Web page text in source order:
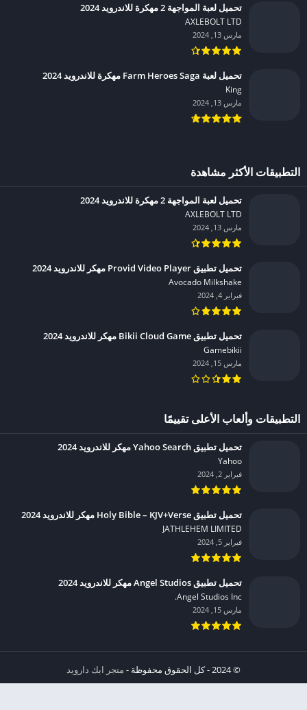
تحميل لعبة المواجهة 2 مهكرة للاندرويد 2024
AXLEBOLT LTD‏
مارس 13, 2024
تحميل لعبة Farm Heroes Saga مهكرة للاندرويد 2024
King‏
مارس 13, 2024
التطبيقات الأكثر مشاهدة
تحميل لعبة المواجهة 2 مهكرة للاندرويد 2024
AXLEBOLT LTD‏
مارس 13, 2024
تحميل تطبيق Provid Video Player مهكر للاندرويد 2024
Avocado Milkshake‏
فبراير 4, 2024
تحميل تطبيق Bikii Cloud Game مهكر للاندرويد 2024
Gamebikii‏
مارس 15, 2024
التطبيقات وألعاب الأعلى تقييمًا
تحميل تطبيق Yahoo Search مهكر للاندرويد 2024
Yahoo‏
فبراير 2, 2024
تحميل تطبيق Holy Bible – KJV+Verse مهكر للاندرويد 2024
JATHLEHEM LIMITED‏
فبراير 5, 2024
تحميل تطبيق Angel Studios مهكر للاندرويد 2024
Angel Studios Inc.‏
مارس 15, 2024
© 2024 - كل الحقوق محفوظة -
متجر ابك دارويد